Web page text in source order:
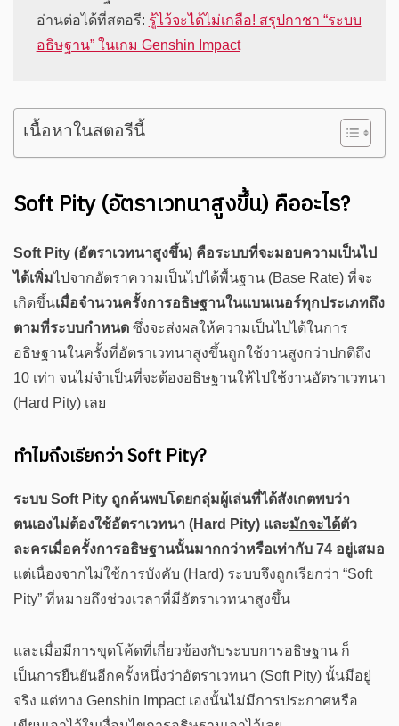
อ่านต่อได้ที่สตอรี: รู้ไว้จะได้ไม่เกลือ! สรุปกาชา “ระบบ
อธิษฐาน” ในเกม Genshin Impact
เนื้อหาในสตอรีนี้
Soft Pity (อัตราเวทนาสูงขึ้น) คืออะไร?
Soft Pity (อัตราเวทนาสูงขึ้น) คือระบบที่จะมอบความเป็นไป
ได้เพิ่มไปจากอัตราความเป็นไปได้พื้นฐาน (Base Rate) ที่จะ
เกิดขึ้นเมื่อจำนวนครั้งการอธิษฐานในแบนเนอร์ทุกประเภทถึง
ตามที่ระบบกำหนด ซึ่งจะส่งผลให้ความเป็นไปได้ในการ
อธิษฐานในครั้งที่อัตราเวทนาสูงขึ้นถูกใช้งานสูงกว่าปกติถึง
10 เท่า จนไม่จำเป็นที่จะต้องอธิษฐานให้ไปใช้งานอัตราเวทนา
(Hard Pity) เลย
ทำไมถึงเรียกว่า Soft Pity?
ระบบ Soft Pity ถูกค้นพบโดยกลุ่มผู้เล่นที่ได้สังเกตพบว่า
ตนเองไม่ต้องใช้อัตราเวทนา (Hard Pity) และมักจะได้ตัว
ละครเมื่อครั้งการอธิษฐานนั้นมากกว่าหรือเท่ากับ 74 อยู่เสมอ
แต่เนื่องจากไม่ใช้การบังคับ (Hard) ระบบจึงถูกเรียกว่า “Soft
Pity” ที่หมายถึงช่วงเวลาที่มีอัตราเวทนาสูงขึ้น
และเมื่อมีการขุดโค้ดที่เกี่ยวข้องกับระบบการอธิษฐาน ก็
เป็นการยืนยันอีกครั้งหนึ่งว่าอัตราเวทนา (Soft Pity) นั้นมีอยู่
จริง แต่ทาง Genshin Impact เองนั้นไม่มีการประกาศหรือ